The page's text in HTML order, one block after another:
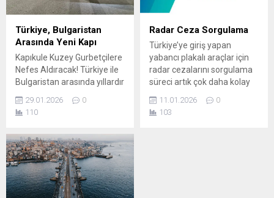
zorladığını belirtiyor. İddialar
Neler? Sektör temsilcilerinin
aktardıklarına göre: Bazı...
dilekçe örneği haberde
mevcuttur. Avrupa’ya açılan
önemli kapılarımızdan biri
olan Hamzabeyli Sınır
Kapısı’nda son...
Türkiye, Bulgaristan
Arasında Yeni Kapı
Kapıkule Kuzey Gurbetçilere
Nefes Aldıracak! Türkiye ile
Bulgaristan arasında yıllardır
özellikle yaz aylarında
yaşanan sınır yoğunluğunu
azaltacak yeni bir sınır kapısı
Mevcut Kapıkule – Kapitan
Andreevo sınır kapısının
kuzeyinde, iki ülkenin ortak
kullanacağı yeni bir geçiş
noktası kurulması
29.01.2026
0
110
Radar Ceza Sorgulama
Türkiye’ye giriş yapan
yabancı plakalı araçlar için
radar cezalarını sorgulama
süreci artık çok daha kolay
hale geldi. Özellikle
gurbetçilerin yoğun olarak
kullandığı Sılakeş.com, yeni
11.01.2026
0
103